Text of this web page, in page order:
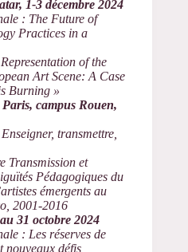
1-3 décembre 2024
: The Future of
Practices in a
of the
Art Scene: A Case
Burning »
campus Rouen,
transmettre,
Transmission et
Pédagogiques du
émergents au
2001-2016
31 octobre 2024
: Les réserves de
nouveaux défis